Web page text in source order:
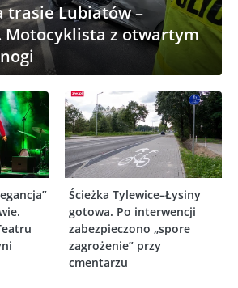
trasie Lubiatów –
Motocyklista z otwartym
Ścieżka Tylewice–Łysiny
gotowa. Po interwencji
zabezpieczono „spore
zagrożenie” przy
cmentarzu